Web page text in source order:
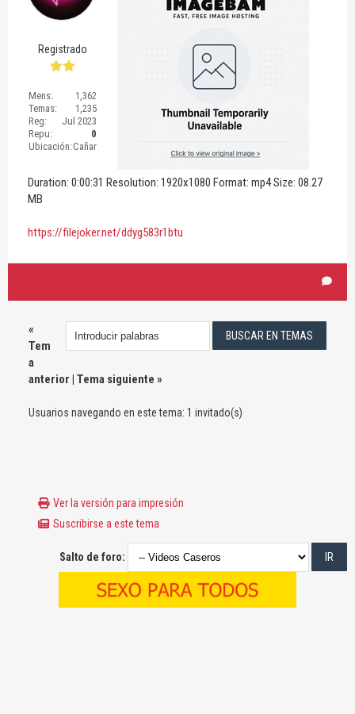
Registrado
Mens:
1,362
Temas:
1,235
Reg:
Jul 2023
Repu:
0
Ubicación:Cañar
Duration: 0:00:31 Resolution: 1920x1080 Format: mp4 Size: 08.27
MB
https://filejoker.net/ddyg583r1btu
«
Tem
a
anterior | Tema siguiente »
Usuarios navegando en este tema: 1 invitado(s)
Ver la versión para impresión
Suscribirse a este tema
Salto de foro: